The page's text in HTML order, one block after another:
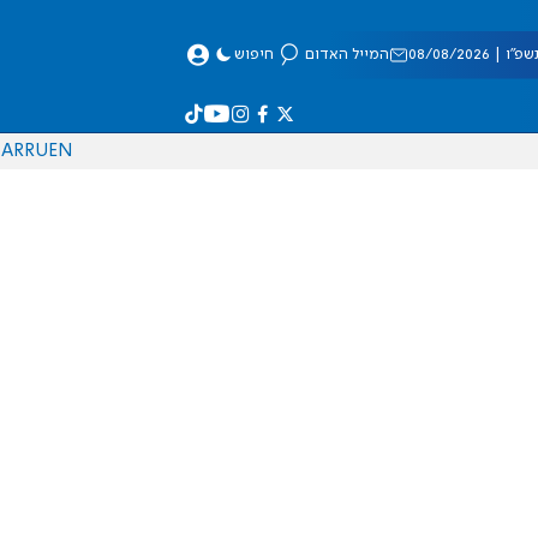
08/2026 המייל האדום חיפוש
EN
RU
AR